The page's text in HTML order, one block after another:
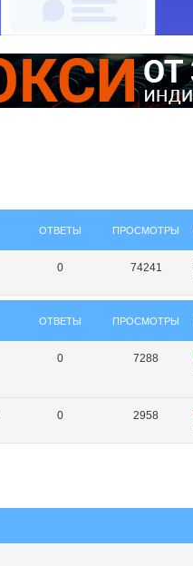
ОТВЕТЫ ПРОСМОТРЫ
0 74241
ОТВЕТЫ ПРОСМОТРЫ
0 7288
0 2958